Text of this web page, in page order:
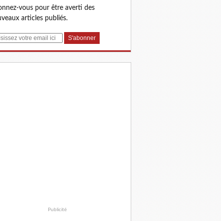
vous pour être averti des
articles publiés.
Publicité